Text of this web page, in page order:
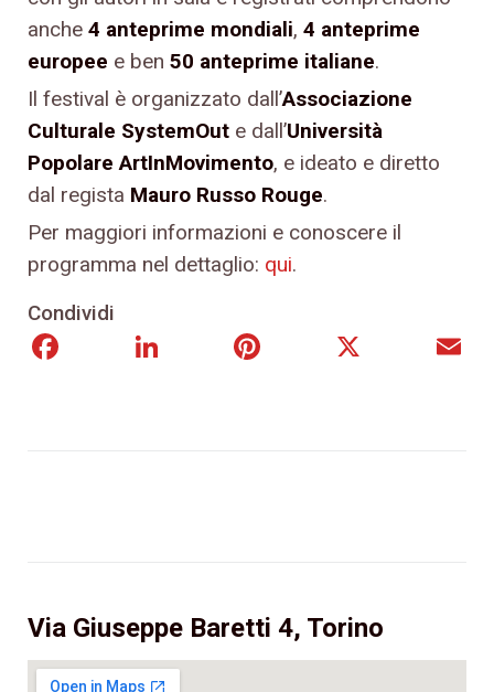
anche 4 anteprime mondiali, 4 anteprime
europee e ben 50 anteprime italiane.
Il festival è organizzato dall’Associazione
Culturale SystemOut e dall’Università
Popolare ArtInMovimento, e ideato e diretto
dal regista Mauro Russo Rouge.
Per maggiori informazioni e conoscere il
programma nel dettaglio: qui.
Condividi
FacebookLinkedIn Pinterest
Via Giuseppe Baretti 4, Torino